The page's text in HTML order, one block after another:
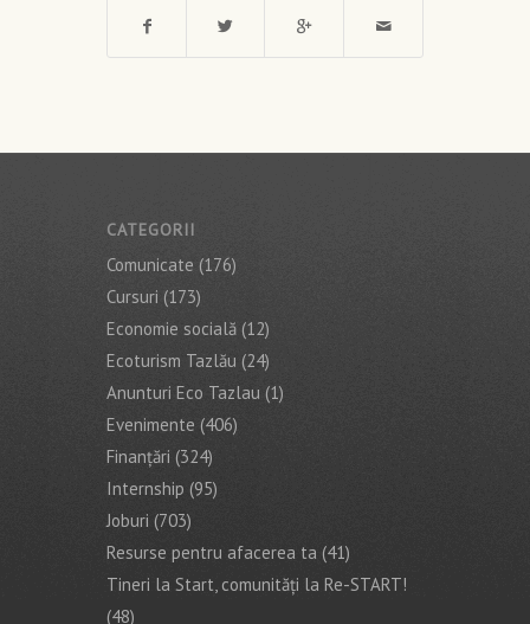
CATEGORII
Comunicate (176)
Cursuri (173)
Economie socială (12)
Ecoturism Tazlău (24)
Anunturi Eco Tazlau (1)
Evenimente (406)
Finanţări (324)
Internship (95)
Joburi (703)
Resurse pentru afacerea ta (41)
Tineri la Start, comunități la Re-START!
(48)